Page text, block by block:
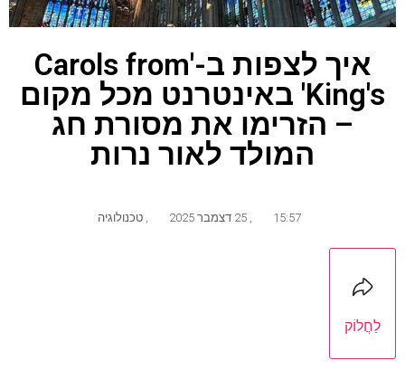
איך לצפות ב-'Carols from
King's' באינטרנט מכל מקום
– הזרימו את מסורת חג
המולד לאור נרות
15:57 25 דצמבר 2025 טכנולוגיה
לַחֲלוֹק